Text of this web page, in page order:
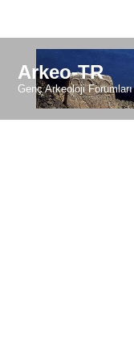
Arkeo-TR
Genç Arkeoloji Forumları